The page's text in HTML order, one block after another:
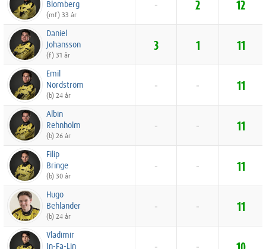
Blomberg
(mf) 33 år
- 2 12
Daniel
Johansson
(f) 31 år
3 1 11
Emil
Nordström
(b) 24 år
- - 11
Albin
Rehnholm
(b) 26 år
- - 11
Filip
Bringe
(b) 30 år
- - 11
Hugo
Behlander
(b) 24 år
- - 11
Vladimir
In-Fa-Lin